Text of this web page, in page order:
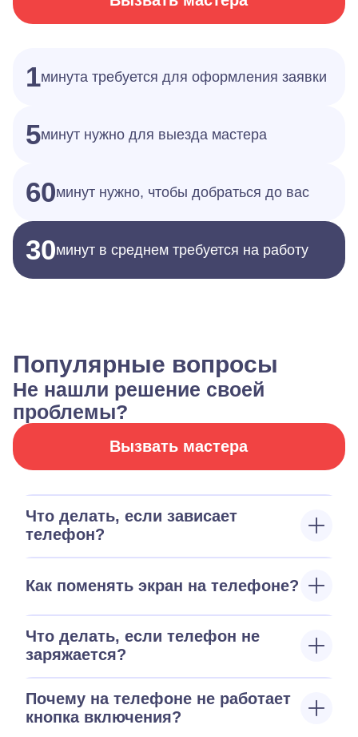
1минута требуется для оформления заявки
5минут нужно для выезда мастера
60минут нужно, чтобы добраться до вас
30минут в среднем требуется на работу
Популярные вопросы
Не нашли решение своей
проблемы?
Вызвать мастера
Что делать, если зависает
телефон?
Как поменять экран на телефоне?
Что делать, если телефон не
заряжается?
Почему на телефоне не работает
кнопка включения?